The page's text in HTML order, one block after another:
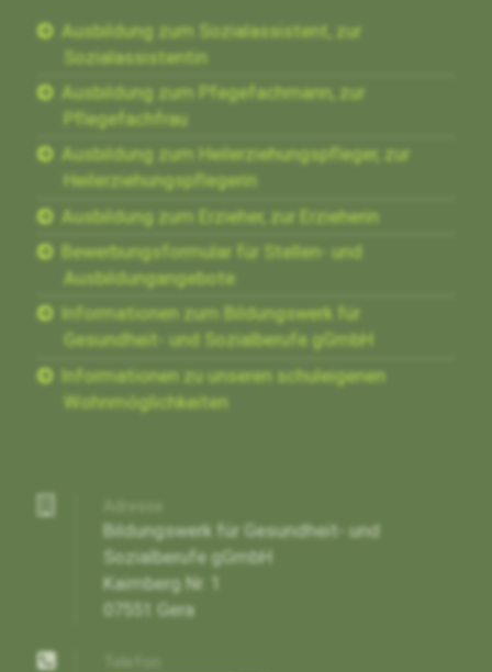
Ausbildung zum Sozialassistent, zur
Sozialassistentin
Ausbildung zum Pfegefachmann, zur
Pflegefachfrau
Ausbildung zum Heilerziehungspfleger, zur
Heilerziehungspflegerin
Ausbildung zum Erzieher, zur Erzieherin
Bewerbungsformular für Stellen- und
Ausbildungangebote
Informationen zum Bildungswerk für
Gesundheit- und Sozialberufe gGmbH
Informationen zu unseren schuleigenen
Wohnmöglichkeiten
Bildungswerk für Gesundheit- und
Sozialberufe gGmbH
Kaimberg Nr. 1
07551 Gera